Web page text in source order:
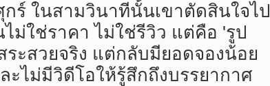
ร์ ในสามวินาทีนั้นเขาตัดสินใจไป
ใช่ราคา ไม่ใช่รีวิว แต่คือ 'รูป
ะสวยจริง แต่กลับมียอดจองน้อย
ะไม่มีวิดีโอให้รู้สึกถึงบรรยากาศ